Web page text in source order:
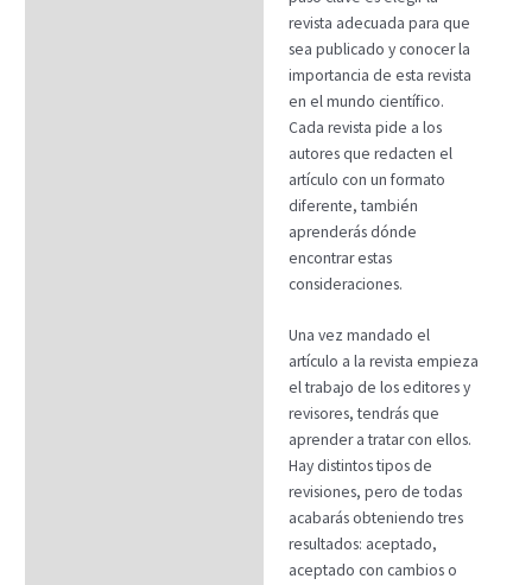
revista adecuada para que
sea publicado y conocer la
importancia de esta revista
en el mundo científico.
Cada revista pide a los
autores que redacten el
artículo con un formato
diferente, también
aprenderás dónde
encontrar estas
consideraciones.
Una vez mandado el
artículo a la revista empieza
el trabajo de los editores y
revisores, tendrás que
aprender a tratar con ellos.
Hay distintos tipos de
revisiones, pero de todas
acabarás obteniendo tres
resultados: aceptado,
aceptado con cambios o